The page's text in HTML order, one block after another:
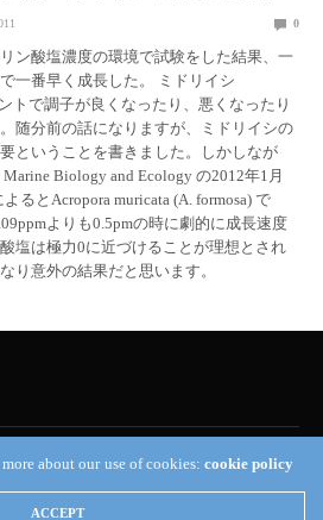
0
ン酸塩濃度の環境で試験をした結果、一
一番早く成長した。 ミドリイシ
トで調子が良くなったり、悪くなったり
随分前の話になりますが、ミドリイシの
ということを書きました。しかしなが
Biology and Ecology の2012年1月
るとAcropora muricata (A. formosa) で
よりも0.5pmの時に劇的に成長速度
塩は極力0に近づけることが理想とされ
り意外の結果だと思います。
Reef Builders
about our use of cookies: cookie policy
ACCEPT